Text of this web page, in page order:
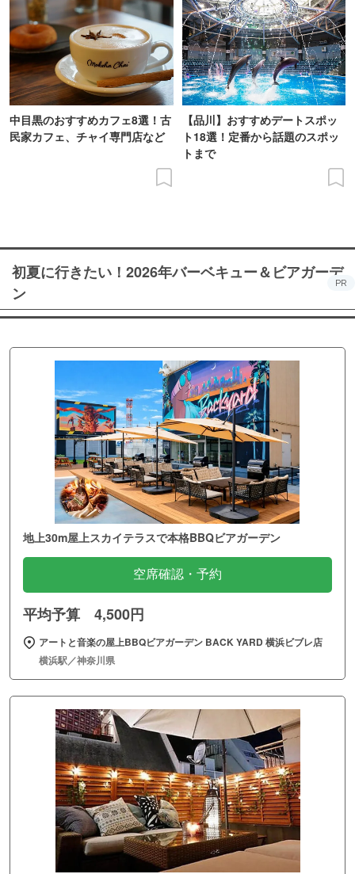
中目黒のおすすめカフェ8選！古
民家カフェ、チャイ専門店など
【品川】おすすめデートスポッ
ト18選！定番から話題のスポッ
トまで
初夏に行きたい！2026年バーベキュー＆ビアガーデ
ン
PR
地上30m屋上スカイテラスで本格BBQビアガーデン
空席確認・予約
平均予算 4,500円
アートと音楽の屋上BBQビアガーデン BACK YARD 横浜ビブレ店
横浜駅／神奈川県